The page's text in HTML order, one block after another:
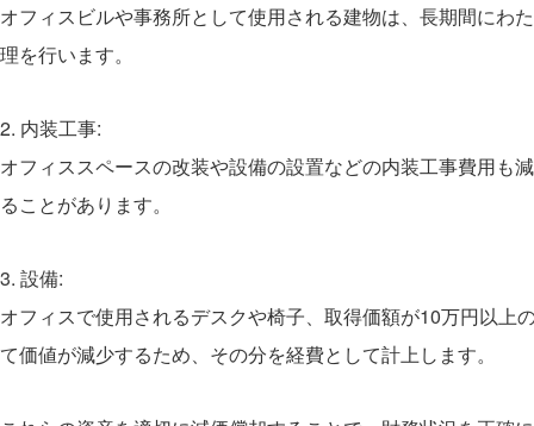
オフィスビルや事務所として使用される建物は、長期間にわ
理を行います。
2. 内装工事:
オフィススペースの改装や設備の設置などの内装工事費用も
ることがあります。
3. 設備:
オフィスで使用されるデスクや椅子、取得価額が10万円以
て価値が減少するため、その分を経費として計上します。